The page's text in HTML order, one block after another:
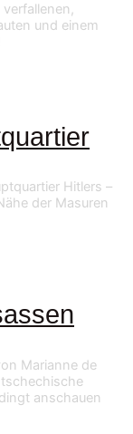
und einem
Hitlers –
der Masuren
Marianne de
anschauen